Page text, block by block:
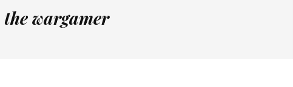
the wargamer